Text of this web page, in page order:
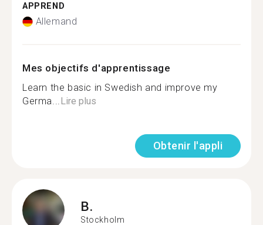
APPREND
Allemand
Mes objectifs d'apprentissage
Learn the basic in Swedish and improve my
Germa...Lire plus
Obtenir l'appli
B.
Stockholm